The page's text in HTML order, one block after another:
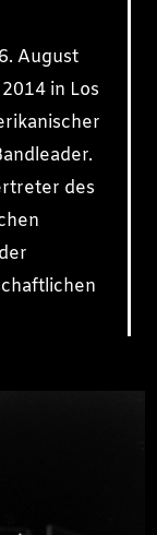
August
in Los
des